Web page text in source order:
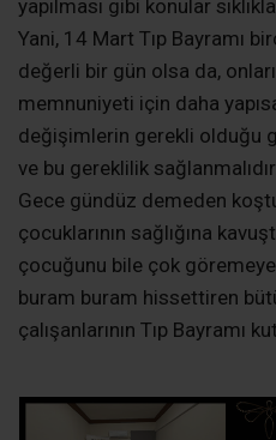
yapılması gibi konular
Yani, 14 Mart Tıp Bayramı
değerli bir gün olsa da,
memnuniyeti için daha
değişimlerin gerekli olduğu
ve bu gereklilik sağlanmalıdır.
Gece gündüz demeden
çocuklarının sağlığına
çocuğunu bile çok
buram buram hissettiren
çalışanlarının Tıp Bayramı